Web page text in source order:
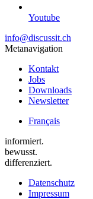
Youtube
info@discussit.ch
Metanavigation
Kontakt
Jobs
Downloads
Newsletter
Français
informiert.
bewusst.
differenziert.
Datenschutz
Impressum